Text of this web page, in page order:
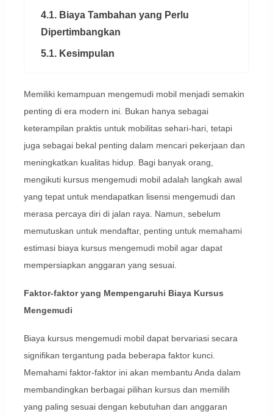
4.1. Biaya Tambahan yang Perlu
Dipertimbangkan
5.1. Kesimpulan
Memiliki kemampuan mengemudi mobil menjadi semakin
penting di era modern ini. Bukan hanya sebagai
keterampilan praktis untuk mobilitas sehari-hari, tetapi
juga sebagai bekal penting dalam mencari pekerjaan dan
meningkatkan kualitas hidup. Bagi banyak orang,
mengikuti kursus mengemudi mobil adalah langkah awal
yang tepat untuk mendapatkan lisensi mengemudi dan
merasa percaya diri di jalan raya. Namun, sebelum
memutuskan untuk mendaftar, penting untuk memahami
estimasi biaya kursus mengemudi mobil agar dapat
mempersiapkan anggaran yang sesuai.
Faktor-faktor yang Mempengaruhi Biaya Kursus
Mengemudi
Biaya kursus mengemudi mobil dapat bervariasi secara
signifikan tergantung pada beberapa faktor kunci.
Memahami faktor-faktor ini akan membantu Anda dalam
membandingkan berbagai pilihan kursus dan memilih
yang paling sesuai dengan kebutuhan dan anggaran